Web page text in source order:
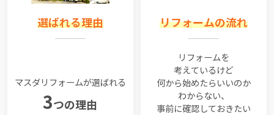
選ばれる理由
マスダリフォームが選ばれる
3つの理由
リフォームの流れ
リフォームを
考えているけど
何から始めたらいいのか
わからない、
事前に確認しておきたい